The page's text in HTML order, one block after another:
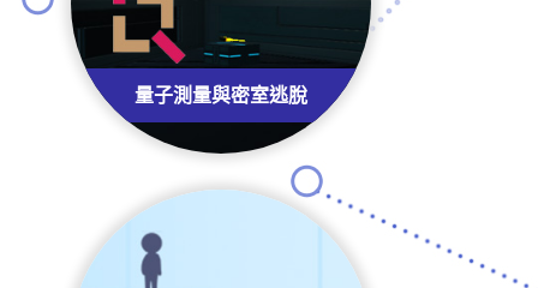
量子測量與密室逃脫